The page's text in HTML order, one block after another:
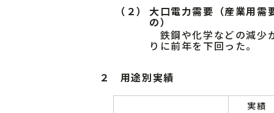
（２）
大口電力需要（産業用
の）
鉄鋼や化学などの減少
りに前年を下回った。
２ 用途別実績
実績